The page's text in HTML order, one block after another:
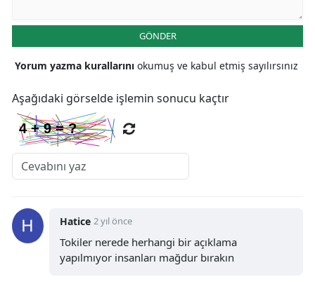
Kırıkkale
Şırnak
Karabük
GÖNDER
Yorum yazma kurallarını okumuş ve kabul etmiş sayılırsınız
Aşağıdaki görselde işlemin sonucu kaçtır
Hatice 2 yıl önce
Tokiler nerede herhangi bir açıklama
yapılmıyor insanları mağdur bırakın